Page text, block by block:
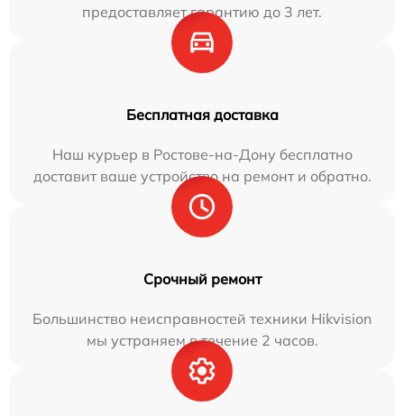
предоставляет гарантию до 3 лет.
Бесплатная доставка
Наш курьер в Ростове-на-Дону бесплатно
доставит ваше устройство на ремонт и обратно.
Срочный ремонт
Большинство неисправностей техники Hikvision
мы устраняем в течение 2 часов.